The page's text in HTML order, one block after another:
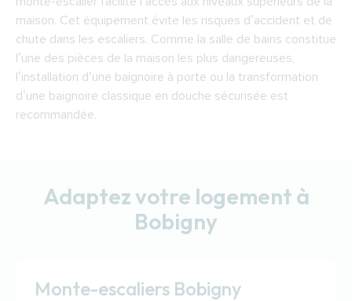
maison. Cet équipement évite les risques d’accident et de
chute dans les escaliers. Comme la salle de bains constitue
l’une des pièces de la maison les plus dangereuses,
l’installation d’une baignoire à porte ou la transformation
d’une baignoire classique en douche sécurisée est
recommandée.
Adaptez votre logement à
Bobigny
Monte-escaliers Bobigny